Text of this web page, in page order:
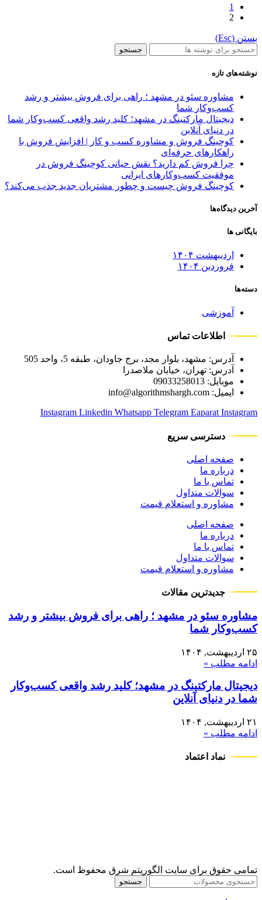
1
2
بستن (Esc)
جستجو
نوشته‌های تازه
مشاوره سئو در مشهد ؛ راهی برای فروش بیشتر و رشد
کسب‌وکار شما
دیجیتال مارکتینگ در مشهد؛ کلید رشد واقعی کسب‌وکار شما
در دنیای آنلاین
کوچینگ فروش و مشاوره کسب‌ و کار | افزایش فروش با
راهکارهای حرفه‌ای
چرا فروش کم دارید؟ نقش حیاتی کوچینگ فروش در
موفقیت کسب‌وکارهای ایرانی
کوچینگ فروش چیست و چطور مشتریان جدید جذب می‌کند؟
آخرین دیدگاه‌ها
بایگانی ها
اردیبهشت ۱۴۰۴
فروردین ۱۴۰۴
دسته‌ها
آموزشی
اطلاعات تماس
آدرس: مشهد، بلوار مجد، برج جاودان، طبقه 5، واحد 505
آدرس: تهران، خیابان ملاصدرا
موبایل: 09033258013
ایمیل: info@algorithmshargh.com
Instagram Linkedin Whatsapp Telegram Eaparat Instagram
دسترسی سریع
صفحه اصلی
درباره ما
تماس با ما
سوالات متداول
مشاوره و استعلام قیمت
صفحه اصلی
درباره ما
تماس با ما
سوالات متداول
مشاوره و استعلام قیمت
جدیدترین مقالات
مشاوره سئو در مشهد ؛ راهی برای فروش بیشتر و رشد
کسب‌وکار شما
۲۵ اردیبهشت, ۱۴۰۴
ادامه مطلب »
دیجیتال مارکتینگ در مشهد؛ کلید رشد واقعی کسب‌وکار
شما در دنیای آنلاین
۲۱ اردیبهشت, ۱۴۰۴
ادامه مطلب »
نماد اعتماد
تمامی حقوق برای سایت الگوریتم شرق محفوظ است.
جستجو